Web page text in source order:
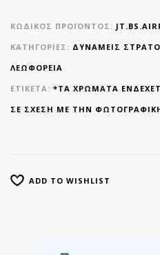
ΚΩΔΙΚΌΣ ΠΡΟΪΌΝΤΟΣ:
ΚΑΤΗΓΟΡΊΕΣ: ΔΥΝΆΜΕΙΣ
ΛΕΩΦΟΡΕΙΑ
ΕΤΙΚΈΤΑ: *ΤΑ ΧΡΏΜΑΤΑ
ΣΕ ΣΧΈΣΗ ΜΕ ΤΗΝ
ADD TO WISHLIST